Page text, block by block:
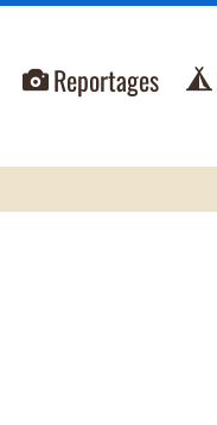
Reportages